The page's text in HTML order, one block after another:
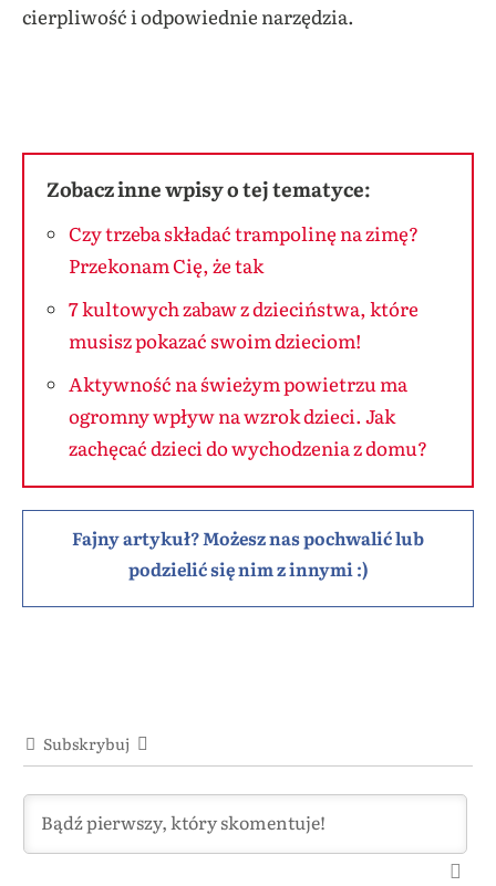
cierpliwość i odpowiednie narzędzia.
Zobacz inne wpisy o tej tematyce:
Czy trzeba składać trampolinę na zimę?
Przekonam Cię, że tak
7 kultowych zabaw z dzieciństwa, które
musisz pokazać swoim dzieciom!
Aktywność na świeżym powietrzu ma
ogromny wpływ na wzrok dzieci. Jak
zachęcać dzieci do wychodzenia z domu?
Fajny artykuł? Możesz nas pochwalić lub
podzielić się nim z innymi :)
Subskrybuj